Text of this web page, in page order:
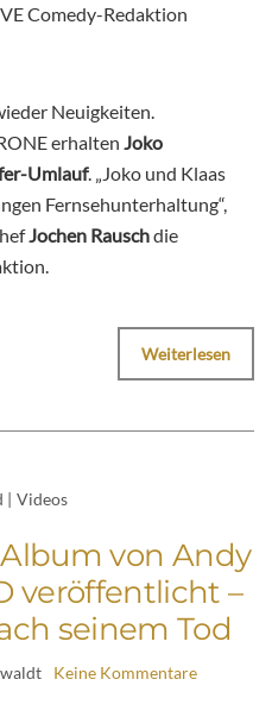
Comedy-Redaktion
Neuigkeiten.
erhalten Joko
Umlauf. „Joko und Klaas
Fernsehunterhaltung“,
Jochen Rauschdie
Weiterlesen
| Videos
von Andy
veröffentlicht –
seinem Tod
Keine Kommentare